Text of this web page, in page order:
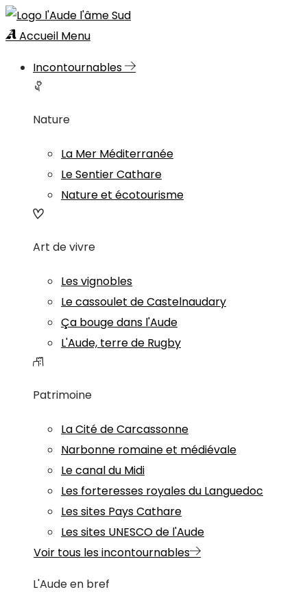
Accueil Menu
Incontournables
Nature
La Mer Méditerranée
Le Sentier Cathare
Nature et écotourisme
Art de vivre
Les vignobles
Le cassoulet de Castelnaudary
Ça bouge dans l'Aude
L'Aude, terre de Rugby
Patrimoine
La Cité de Carcassonne
Narbonne romaine et médiévale
Le canal du Midi
Les forteresses royales du Languedoc
Les sites Pays Cathare
Les sites UNESCO de l'Aude
Voir tous les incontournables
L'Aude en bref